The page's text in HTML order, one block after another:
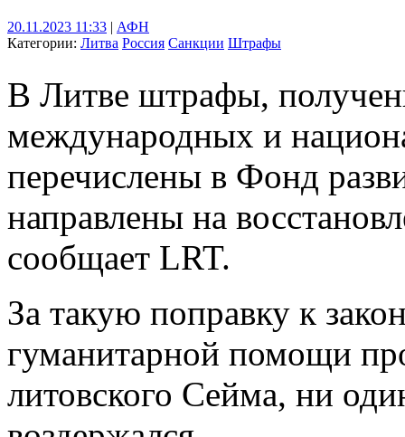
20.11.2023 11:33 | АФН
Категории: Литва Россия Санкции Штрафы
В Литве штрафы,
международных и
перечислены в Фонд
направлены на
сообщает LRT.
За такую поправку к
гуманитарной помощи
литовского Сейма, ни